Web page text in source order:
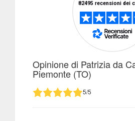
Calendari
fotografici
Opinione di Patrizia da
Piemonte (TO)
5/5